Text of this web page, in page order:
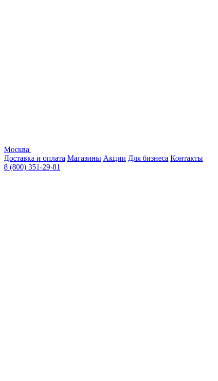
Москва
Доставка и оплата Магазины Акции Для бизнеса Контакты
8 (800) 351-29-81